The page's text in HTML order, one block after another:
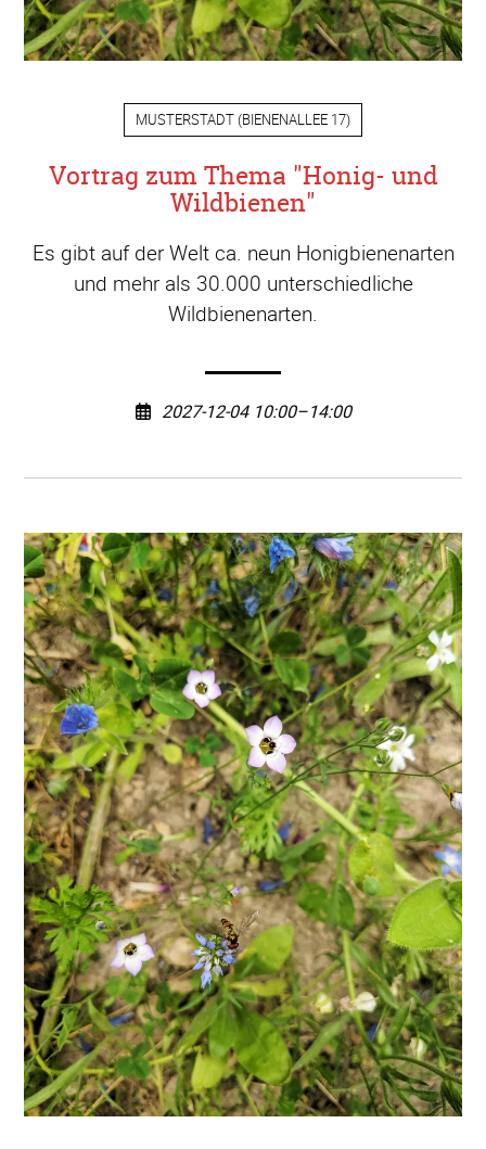
MUSTERSTADT (BIENENALLEE 17)
Vortrag zum Thema "Honig- und
Wildbienen"
Es gibt auf der Welt ca. neun Honigbienenarten
und mehr als 30.000 unterschiedliche
Wildbienenarten.
2027-12-04 10:00–14:00